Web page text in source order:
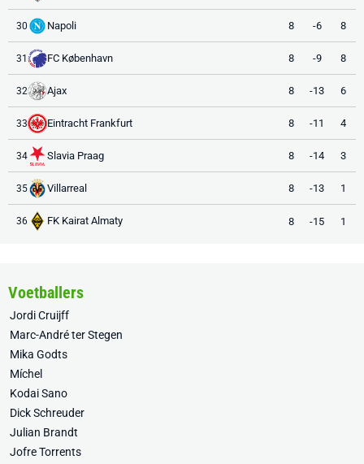
30 Napoli 8 -6 8
31 FC København 8 -9 8
32 Ajax 8 -13 6
33 Eintracht Frankfurt 8 -11 4
34 Slavia Praag 8 -14 3
35 Villarreal 8 -13 1
36 FK Kairat Almaty 8 -15 1
Voetballers
Jordi Cruijff
Marc-André ter Stegen
Mika Godts
Míchel
Kodai Sano
Dick Schreuder
Julian Brandt
Jofre Torrents